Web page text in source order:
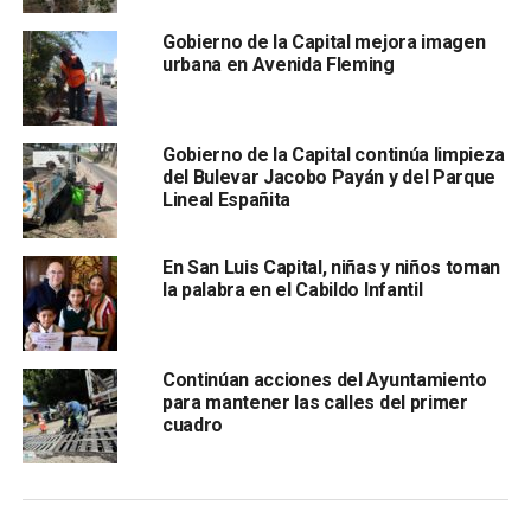
El titular de la citada dependencia municipal,Ángel de la
Vega Pineda,
Licencia de Funcionamiento 2025,aunque no tengan la
dictaminación vigente, pues únicamente deberán presentar
la más reciente.
De la Vega Pineda reiteró que en la Dirección de
Comercio, los negocios recibirán ayuda para cumplir con
los dictámenes requeridos y gestionar los refrendos
correspondientes. Y debido al interés y al trabajo
Gobierno de la Capital mejora imagen
urbana en Avenida Fleming
Gobierno de la Capital continúa limpieza
del Bulevar Jacobo Payán y del Parque
Lineal Españita
En San Luis Capital, niñas y niños toman
la palabra en el Cabildo Infantil
Continúan acciones del Ayuntamiento
para mantener las calles del primer
cuadro